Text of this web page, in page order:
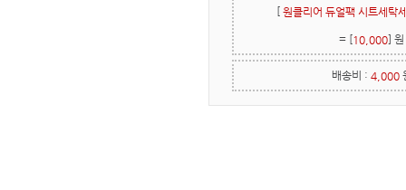
[원클리어 듀얼팩 시트세탁
= [10,000] 원
배송비 : 4,000